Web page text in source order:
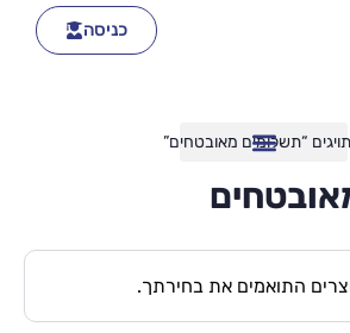
כניסה
“תשלומים מאובטחים”
התואמים את בחירתך.